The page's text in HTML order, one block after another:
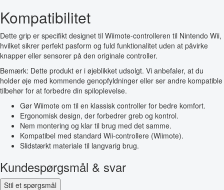
Kompatibilitet
Dette grip er specifikt designet til Wiimote-controlleren til Nintendo Wii,
hvilket sikrer perfekt pasform og fuld funktionalitet uden at påvirke
knapper eller sensorer på den originale controller.
Bemærk: Dette produkt er i øjeblikket udsolgt. Vi anbefaler, at du
holder øje med kommende genopfyldninger eller ser andre kompatible
tilbehør for at forbedre din spiloplevelse.
Gør Wiimote om til en klassisk controller for bedre komfort.
Ergonomisk design, der forbedrer greb og kontrol.
Nem montering og klar til brug med det samme.
Kompatibel med standard Wii-controllere (Wiimote).
Slidstærkt materiale til langvarig brug.
Kundespørgsmål & svar
Stil et spørgsmål